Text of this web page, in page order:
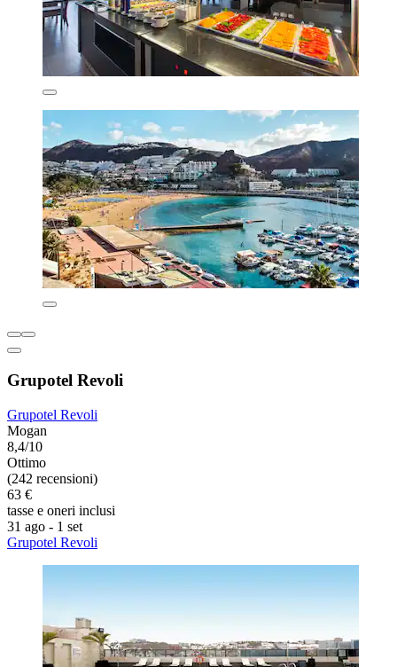
Grupotel Revoli
Grupotel Revoli
Mogan
8,4/10
Ottimo
(242 recensioni)
63 €
tasse e oneri inclusi
31 ago - 1 set
Grupotel Revoli